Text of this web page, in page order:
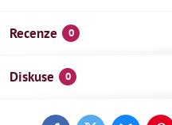
Recenze 0
Diskuse 0